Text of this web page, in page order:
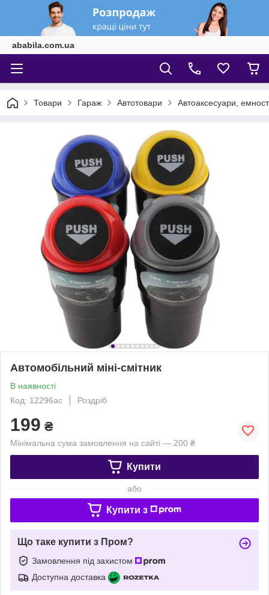
ababila.com.ua
Товари Гараж Автотовари Автоаксесуари,
Автомобільний міні-смітник
В наявності
Код: 12296ас
Роздріб
199 ₴
Мінімальна сума замовлення на сайті — 200 ₴
Купити
або
Купити з
Що таке купити з Пром?
Замовлення під захистом
Доступна доставка